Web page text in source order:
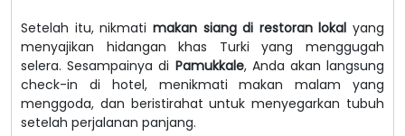
Setelah itu, nikmati makan siang di restoran lokal yang
menyajikan hidangan khas Turki yang menggugah
selera. Sesampainya di Pamukkale, Anda akan langsung
check-in di hotel, menikmati makan malam yang
menggoda, dan beristirahat untuk menyegarkan tubuh
setelah perjalanan panjang.